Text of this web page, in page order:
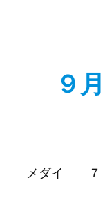
９
メダイ ７